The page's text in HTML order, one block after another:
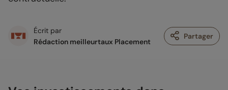
Écrit par
Rédaction meilleurtaux Placement
Partager